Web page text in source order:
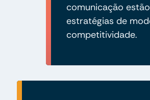
comunicação
estratégias de
competitividade.